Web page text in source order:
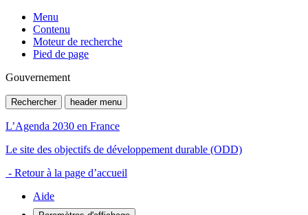
Menu
Contenu
Moteur de recherche
Pied de page
Gouvernement
Rechercher header menu
L’Agenda 2030 en France
Le site des objectifs de développement durable (ODD)
- Retour à la page d’accueil
Aide